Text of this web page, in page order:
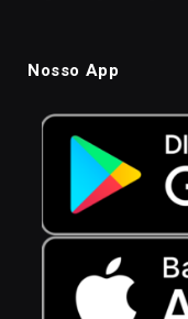
Nosso App